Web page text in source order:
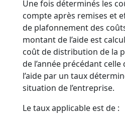
Une fois déterminés les
compte après remises et
de plafonnement des
montant de l’aide est
coût de distribution de la
de l’année précédant
l’aide par un taux
situation de l’entreprise.
Le taux applicable est de :